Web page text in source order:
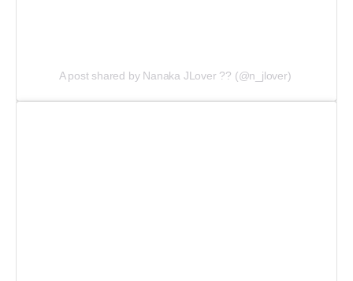
A post shared by Nanaka JLover ?? (@n_jlover)